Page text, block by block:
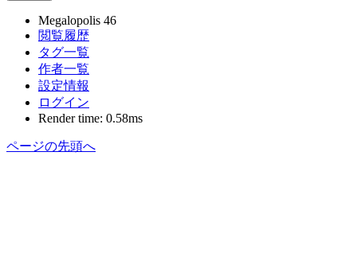
Megalopolis 46
閲覧履歴
タグ一覧
作者一覧
設定情報
ログイン
Render time: 0.58ms
ページの先頭へ